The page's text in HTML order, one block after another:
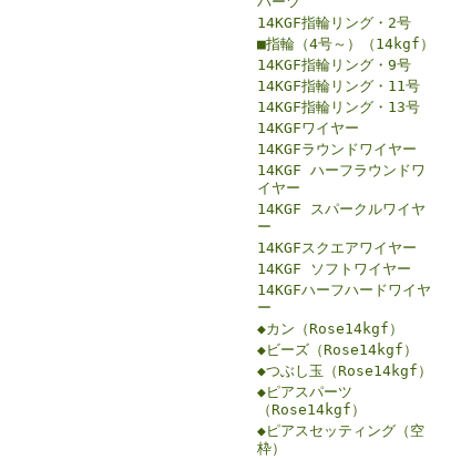
14KGF指輪リング・2号
■指輪（4号～）（14kgf）
14KGF指輪リング・9号
14KGF指輪リング・11号
14KGF指輪リング・13号
14KGFワイヤー
14KGFラウンドワイヤー
14KGF ハーフラウンドワ
イヤー
14KGF スパークルワイヤ
ー
14KGFスクエアワイヤー
14KGF ソフトワイヤー
14KGFハーフハードワイヤ
ー
◆カン（Rose14kgf）
◆ビーズ（Rose14kgf）
◆つぶし玉（Rose14kgf）
◆ピアスパーツ
（Rose14kgf）
◆ピアスセッティング（空
枠）